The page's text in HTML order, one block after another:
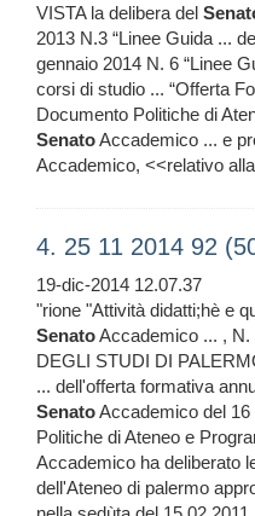
VISTA la delibera del
2013 N.3 “Linee Guida ...
gennaio 2014 N. 6 “Linee
corsi di studio ... “Offerta
Documento Politiche di
SenatoAccademico ... e
Accademico, <<relativo
4. 25 11 2014 92
19-dic-2014 12.07.37
"rione "Attività didatti;hè e
SenatoAccademico ... , N.
DEGLI STUDI DI
... dell'offerta formativa
SenatoAccademico del 16
Politiche di Ateneo e
Accademico ha deliberato
dell'Ateneo di palermo